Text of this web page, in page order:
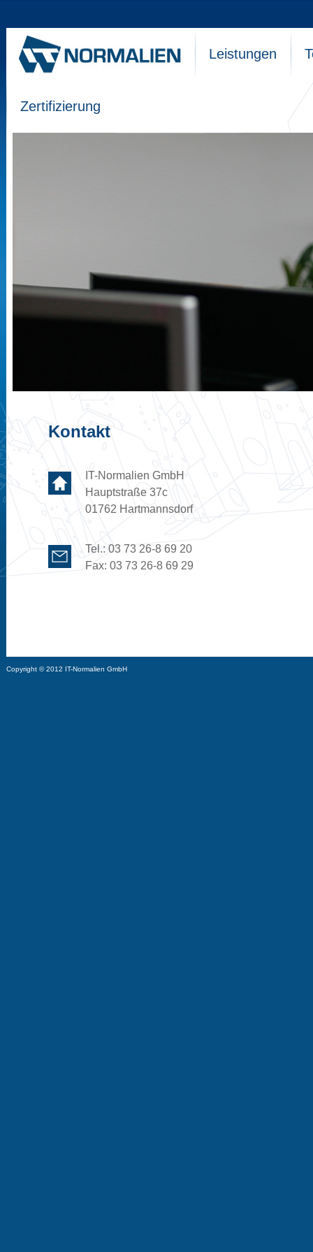
Leistungen
Zertifizierung
Kontakt
IT-Normalien GmbH
Hauptstraße 37c
01762 Hartmannsdorf
Tel.: 03 73 26-8 69 20
Fax: 03 73 26-8 69 29
Copyright © 2012 IT-Normalien GmbH